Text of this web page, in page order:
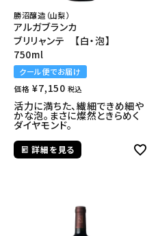
勝沼醸造（山梨）
アルガブランカ
ブリリャンテ 【白・泡】
750ml
クール便でお届け
価格 ¥7,150 税込
活力に満ちた、繊細できめ細や
かな泡。まさに燦然ときらめく
ダイヤモンド。
詳細を見る